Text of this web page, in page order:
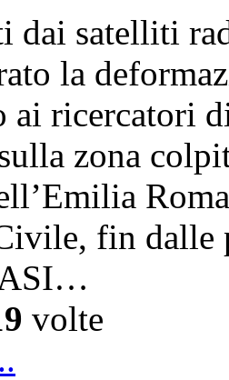
dai satelliti
la
ai ricercatori
zona
fin dalle
volte